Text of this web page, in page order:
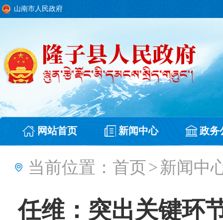
山南市人民政府
网站首页 新闻中心 政务
当前位置： 首页>新闻中
任维：突出关键环